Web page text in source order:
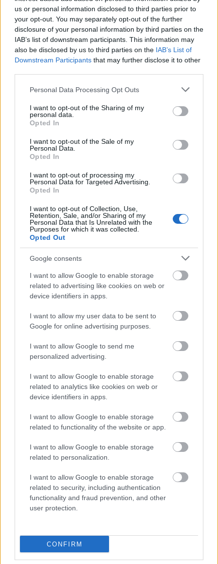
us or personal information disclosed to third parties prior to
your opt-out. You may separately opt-out of the further
disclosure of your personal information by third parties on the
IAB’s list of downstream participants. This information may
also be disclosed by us to third parties on the IAB’s List of
Downstream Participants that may further disclose it to other
Please note that this website/app uses one or more Google
not limited to your visit or usage behaviour. You may click to
grant or deny consent to Google and its third-party tags to
use your data for below specified purposes in below Google
consent section.
Personal Data Processing Opt Outs
I want to opt-out of the Sharing of my
personal data.
Opted In
I want to opt-out of the Sale of my
Personal Data.
Opted In
I want to opt-out of processing my
Personal Data for Targeted Advertising.
Opted In
I want to opt-out of Collection, Use,
Retention, Sale, and/or Sharing of my
Personal Data that Is Unrelated with the
Purposes for which it was collected.
Opted Out
Google consents
I want to allow Google to enable storage
related to advertising like cookies on web or
device identifiers in apps.
I want to allow my user data to be sent to
Google for online advertising purposes.
I want to allow Google to send me
personalized advertising.
I want to allow Google to enable storage
related to analytics like cookies on web or
device identifiers in apps.
I want to allow Google to enable storage
related to functionality of the website or app.
I want to allow Google to enable storage
related to personalization.
I want to allow Google to enable storage
related to security, including authentication
functionality and fraud prevention, and other
user protection.
CONFIRM
Megerősítette változatlan negatív kilátással
Magyarország hosszú és rövid futamú hazai
befektetési ajánlású, "BBB mínusz/A-3"
nemzetközi hitelminősítő.
indoklásában az S&P kiemelte:
az új magyar kormány deklarált célja, hogy
Magyarország 2030-ig csatlakozzon az
euróövezethez.
A hitelminősítő szerint a kormánynak jelentős
mozgástere van arra, hogy új törvényekkel
költségvetés, a beruházások, a gazdaság, az
igazságszolgáltatás, a közbeszerzések és a
szociális szféra területén.
A szuverén besorolás negatív kilátása
ugyanakkor a következő két év
költségvetési és gazdasági stabilitását
terhelő kockázatokat tükrözi
- fogalmaz a hitelminősítő elemzése.
Az S&P szerint a kis és nyitott, az Európai
Unióval jelentős kereskedelmi kapcsolatokat
pozíciója, növekedése és költségvetési
teljesítménye szempontjából potenciálisan